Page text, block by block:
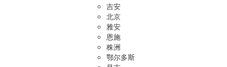
吉安
北京
雅安
恩施
株洲
鄂尔多斯